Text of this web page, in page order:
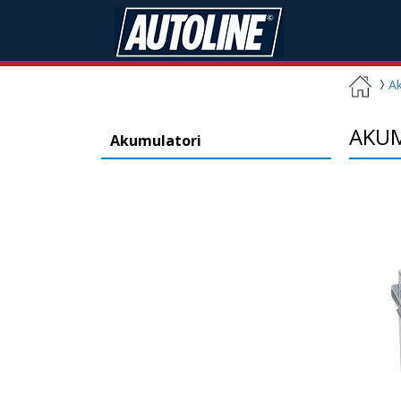
Akumulatori